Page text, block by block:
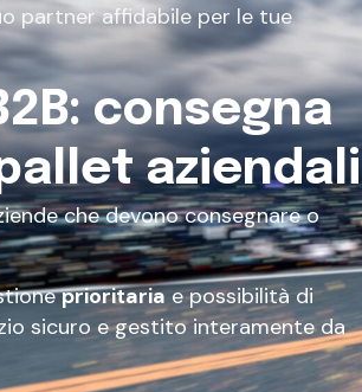
partner affidabile per le tue
consegna
aziendali
che devono consegnare o
prioritariae possibilità di
sicuro e gestito interamente da